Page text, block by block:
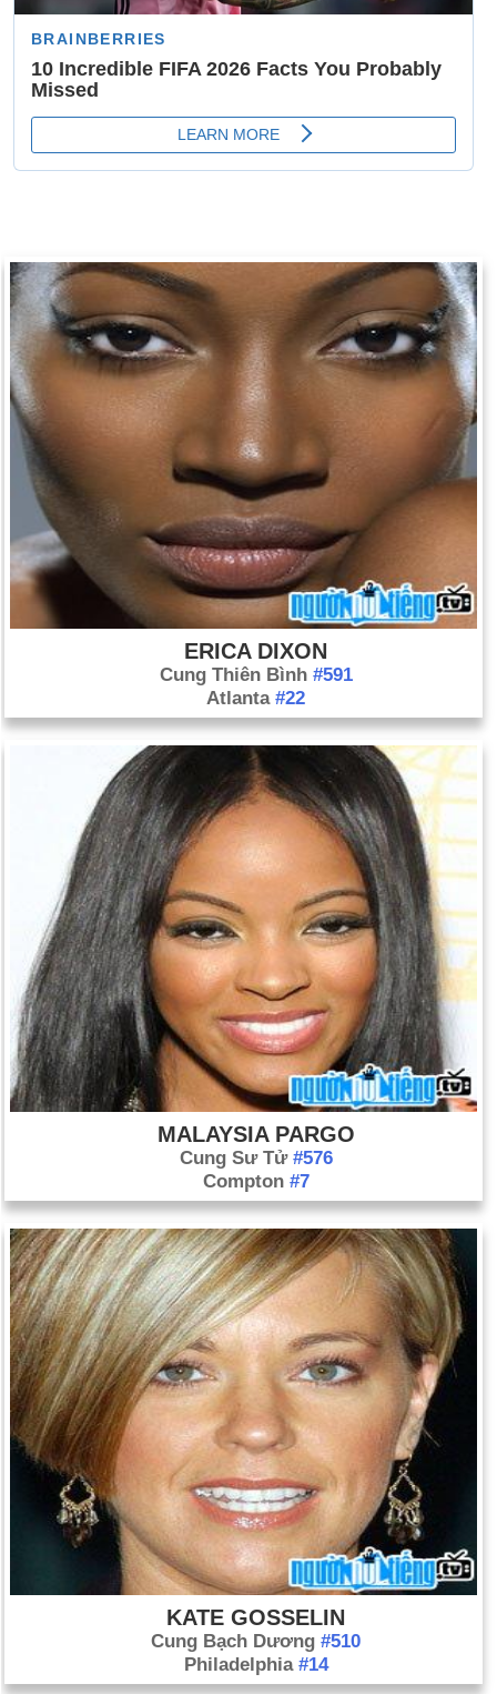
ERICA DIXON
Cung Thiên Bình #591
Atlanta #22
MALAYSIA PARGO
Cung Sư Tử #576
Compton #7
KATE GOSSELIN
Cung Bạch Dương #510
Philadelphia #14